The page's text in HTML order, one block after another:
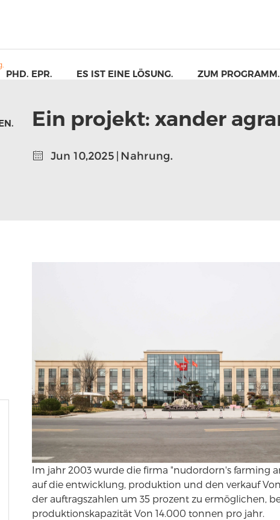
PHD. EPR. ES IST EINE LÖSUNG. ZUM PROGRAMM.
Ein projekt: xander
Jun 10,2025 | Nahrung.
Im jahr 2003 wurde die firma "nudordorn's farming
auf die entwicklung, produktion und den verkauf
der auftragszahlen um 35 prozent zu ermöglichen,
produktionskapazität Von 14.000 tonnen pro jahr.